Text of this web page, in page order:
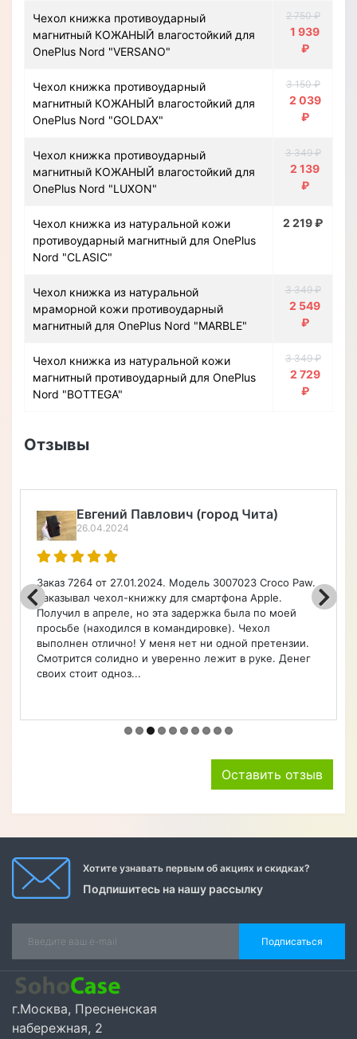
Чехол книжка противоударный
магнитный КОЖАНЫЙ влагостойкий для
OnePlus Nord "VERSANO"
2 750 ₽
1 939
₽
Чехол книжка противоударный
магнитный КОЖАНЫЙ влагостойкий для
OnePlus Nord "GOLDAX"
3 150 ₽
2 039
₽
Чехол книжка противоударный
магнитный КОЖАНЫЙ влагостойкий для
OnePlus Nord "LUXON"
3 349 ₽
2 139
₽
Чехол книжка из натуральной кожи
противоударный магнитный для OnePlus
Nord "CLASIC"
2 219 ₽
Чехол книжка из натуральной
мраморной кожи противоударный
магнитный для OnePlus Nord "MARBLE"
3 349 ₽
2 549
₽
Чехол книжка из натуральной кожи
магнитный противоударный для OnePlus
Nord "BOTTEGA"
3 349 ₽
2 729
₽
Отзывы
Евгений Павлович (город Чита)
26.04.2024
Заказ 7264 от 27.01.2024. Модель 3007023 Croco Paw.
Заказывал чехол-книжку для смартфона Apple.
Получил в апреле, но эта задержка была по моей
просьбе (находился в командировке). Чехол
выполнен отлично! У меня нет ни одной претензии.
Смотрится солидно и уверенно лежит в руке. Денег
своих стоит одноз...
Оставить отзыв
Хотите узнавать первым об акциях и скидках?
Подпишитесь на нашу рассылку
Подписаться
г.Москва, Пресненская
набережная, 2